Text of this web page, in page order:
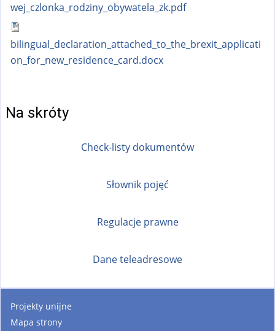
wej_czlonka_rodziny_obywatela_zk.pdf
bilingual_declaration_attached_to_the_brexit_applicati
on_for_new_residence_card.docx
Na skróty
Check-listy dokumentów
Słownik pojęć
Regulacje prawne
Dane teleadresowe
Projekty unijne
Mapa strony